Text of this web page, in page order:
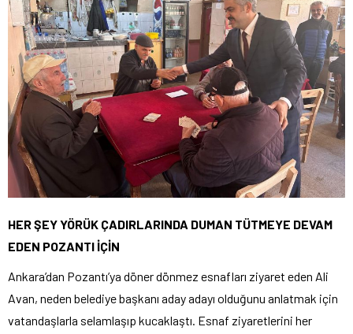
HER ŞEY YÖRÜK ÇADIRLARINDA DUMAN TÜTMEYE DEVAM
EDEN POZANTI İÇİN
Ankara’dan Pozantı’ya döner dönmez esnafları ziyaret eden Ali
Avan, neden belediye başkanı aday adayı olduğunu anlatmak için
vatandaşlarla selamlaşıp kucaklaştı. Esnaf ziyaretlerini her